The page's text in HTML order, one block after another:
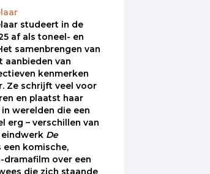
studeert in de
af als toneel- en
samenbrengen van
aanbieden van
kenmerken
Ze schrijft veel voor
en plaatst haar
werelden die een
erg – verschillen van
eindwerk De
een komische,
over een
die zich staande